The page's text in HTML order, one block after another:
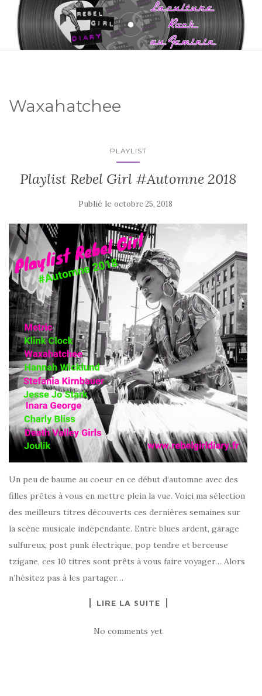
Waxahatchee
PLAYLIST
Playlist Rebel Girl #Automne 2018
Publié le octobre 25, 2018
Un peu de baume au coeur en ce début d’automne avec des
filles prêtes à vous en mettre plein la vue. Voici ma sélection
des meilleurs titres découverts ces dernières semaines sur
la scène musicale indépendante. Entre blues ardent, garage
sulfureux, post punk électrique, pop tendre et berceuse
tzigane, ces 10 titres sont prêts à vous faire voyager… Alors
n’hésitez pas à les partager…
LIRE LA SUITE
No comments yet